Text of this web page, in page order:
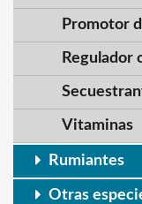
Promotor
Regulador
Vitaminas
Rumiantes
Otras